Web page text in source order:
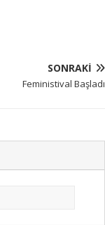
SONRAKI
Feministival Başladı